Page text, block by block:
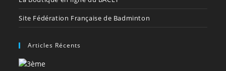
Site Fédération Française de Badminton
Articles Récents